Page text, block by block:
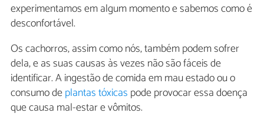
experimentamos em algum momento e sabemos como é
desconfortável.
Os cachorros, assim como nós, também podem sofrer
dela, e as suas causas às vezes não são fáceis de
identificar. A ingestão de comida em mau estado ou o
consumo deplantas tóxicas pode provocar essa doença
que causa mal-estar e vômitos.